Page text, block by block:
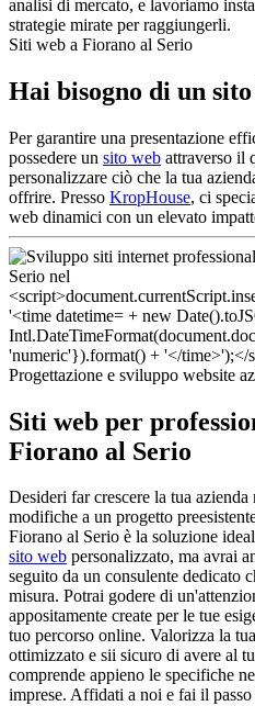
analisi di mercato, e lavoriamo
strategie mirate per raggiungerli.
Siti web a Fiorano al Serio
Hai bisogno di un
Per garantire una presentazione
possedere un sito web attraverso il
personalizzare ciò che la tua
offrire. Presso KropHouse, ci
web dinamici con un elevato
Progettazione e sviluppo website
Siti web per
Fiorano al Serio
Desideri far crescere la tua
modifiche a un progetto
Fiorano al Serio è la soluzione
sito web personalizzato, ma avrai
seguito da un consulente dedicato
misura. Potrai godere di
appositamente create per le tue
tuo percorso online. Valorizza la
ottimizzato e sii sicuro di avere al
comprende appieno le specifiche
imprese. Affidati a noi e fai il